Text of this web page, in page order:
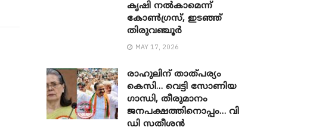
കൃഷി നൽകാമെന്ന്
കോൺഗ്രസ്, ഇടഞ്ഞ്
തിരുവഞ്ചൂർ
MAY 17, 2026
രാഹുലിന് താത്പര്യം
കെസി… വെട്ടി സോണിയ ​
ഗാന്ധി, തീരുമാനം
ജനപക്ഷത്തിനൊപ്പം… വി
ഡി സതീശൻ